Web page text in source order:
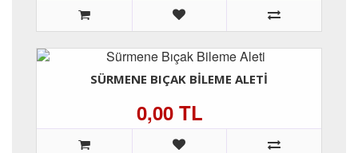
SÜRMENE BIÇAK BILEME ALETI
0,00 TL